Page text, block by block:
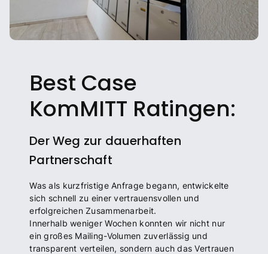
Best Case
KomMITT Ratingen:
Der Weg zur dauerhaften
Partnerschaft
Was als kurzfristige Anfrage begann, entwickelte
sich schnell zu einer vertrauensvollen und
erfolgreichen Zusammenarbeit.
Innerhalb weniger Wochen konnten wir nicht nur
ein großes Mailing-Volumen zuverlässig und
transparent verteilen, sondern auch das Vertrauen